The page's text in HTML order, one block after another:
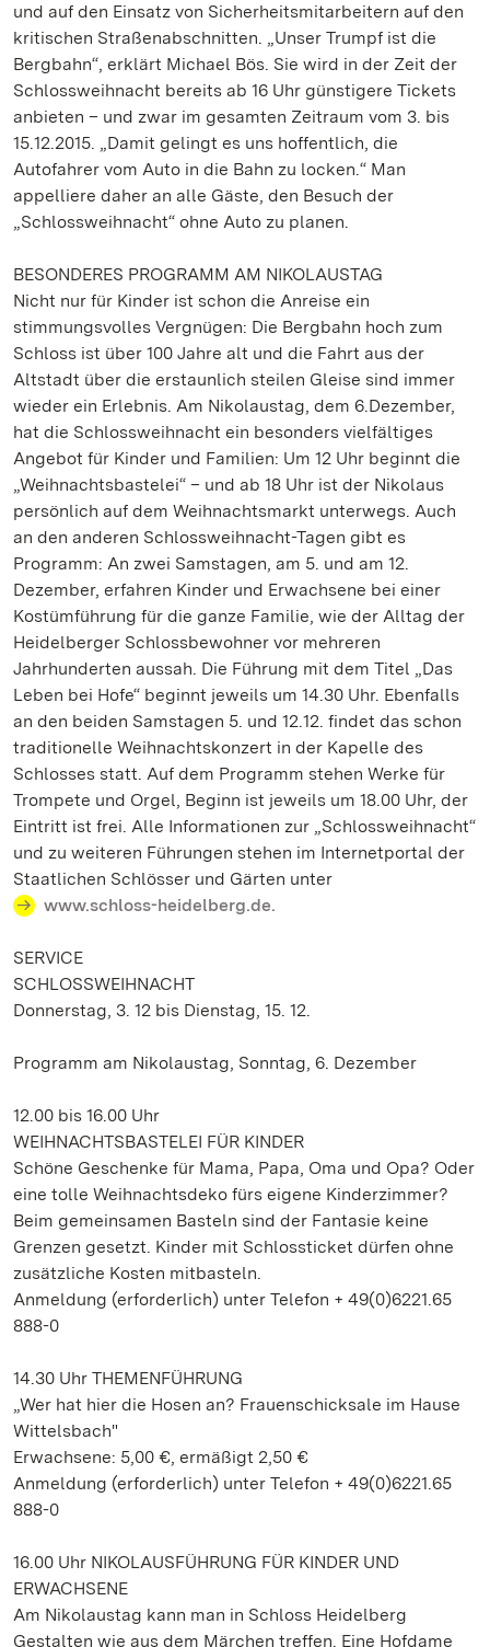
und auf den Einsatz von Sicherheitsmitarbeitern auf den
kritischen Straßenabschnitten. „Unser Trumpf ist die
Bergbahn“, erklärt Michael Bös. Sie wird in der Zeit der
Schlossweihnacht bereits ab 16 Uhr günstigere Tickets
anbieten – und zwar im gesamten Zeitraum vom 3. bis
15.12.2015. „Damit gelingt es uns hoffentlich, die
Autofahrer vom Auto in die Bahn zu locken.“ Man
appelliere daher an alle Gäste, den Besuch der
„Schlossweihnacht“ ohne Auto zu planen.
BESONDERES PROGRAMM AM NIKOLAUSTAG
Nicht nur für Kinder ist schon die Anreise ein
stimmungsvolles Vergnügen: Die Bergbahn hoch zum
Schloss ist über 100 Jahre alt und die Fahrt aus der
Altstadt über die erstaunlich steilen Gleise sind immer
wieder ein Erlebnis. Am Nikolaustag, dem 6.Dezember,
hat die Schlossweihnacht ein besonders vielfältiges
Angebot für Kinder und Familien: Um 12 Uhr beginnt die
„Weihnachtsbastelei“ – und ab 18 Uhr ist der Nikolaus
persönlich auf dem Weihnachtsmarkt unterwegs. Auch
an den anderen Schlossweihnacht-Tagen gibt es
Programm: An zwei Samstagen, am 5. und am 12.
Dezember, erfahren Kinder und Erwachsene bei einer
Kostümführung für die ganze Familie, wie der Alltag der
Heidelberger Schlossbewohner vor mehreren
Jahrhunderten aussah. Die Führung mit dem Titel „Das
Leben bei Hofe“ beginnt jeweils um 14.30 Uhr. Ebenfalls
an den beiden Samstagen 5. und 12.12. findet das schon
traditionelle Weihnachtskonzert in der Kapelle des
Schlosses statt. Auf dem Programm stehen Werke für
Trompete und Orgel, Beginn ist jeweils um 18.00 Uhr, der
Eintritt ist frei. Alle Informationen zur „Schlossweihnacht“
und zu weiteren Führungen stehen im Internetportal der
Staatlichen Schlösser und Gärten unter
www.schloss-heidelberg.de.
SERVICE
SCHLOSSWEIHNACHT
Donnerstag, 3. 12 bis Dienstag, 15. 12.
Programm am Nikolaustag, Sonntag, 6. Dezember
12.00 bis 16.00 Uhr
WEIHNACHTSBASTELEI FÜR KINDER
Schöne Geschenke für Mama, Papa, Oma und Opa? Oder
eine tolle Weihnachtsdeko fürs eigene Kinderzimmer?
Beim gemeinsamen Basteln sind der Fantasie keine
Grenzen gesetzt. Kinder mit Schlossticket dürfen ohne
zusätzliche Kosten mitbasteln.
Anmeldung (erforderlich) unter Telefon + 49(0)6221.65
888-0
14.30 Uhr THEMENFÜHRUNG
„Wer hat hier die Hosen an? Frauenschicksale im Hause
Wittelsbach"
Erwachsene: 5,00 €, ermäßigt 2,50 €
Anmeldung (erforderlich) unter Telefon + 49(0)6221.65
888-0
16.00 Uhr NIKOLAUSFÜHRUNG FÜR KINDER UND
ERWACHSENE
Am Nikolaustag kann man in Schloss Heidelberg
Gestalten wie aus dem Märchen treffen. Eine Hofdame